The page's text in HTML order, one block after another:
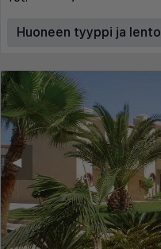
Huoneen tyyppi ja lento
◀︎